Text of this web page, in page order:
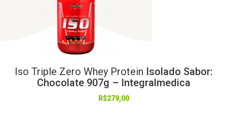
Iso Triple Zero Whey Protein Isolado Sabor:
Chocolate 907g – Integralmedica
R$279,00